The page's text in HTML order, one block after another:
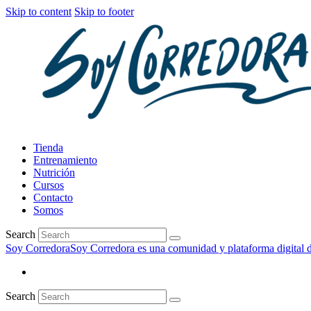
Skip to content Skip to footer
Tienda
Entrenamiento
Nutrición
Cursos
Contacto
Somos
Search
Soy CorredoraSoy Corredora es una comunidad y plataforma digital
Search